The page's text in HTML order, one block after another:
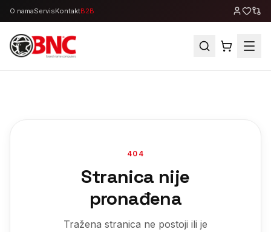
O namaServisKontaktB2B
404
Stranica nije
pronađena
Tražena stranica ne postoji ili je